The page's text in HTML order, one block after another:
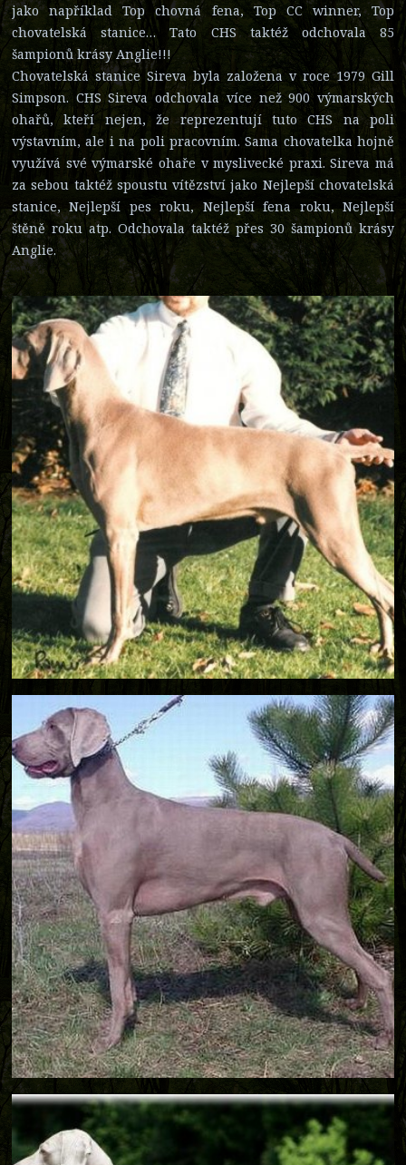
jako například Top chovná fena, Top CC winner, Top
chovatelská stanice… Tato CHS taktéž odchovala 85
šampionů krásy Anglie!!!
Chovatelská stanice Sireva byla založena v roce 1979 Gill
Simpson. CHS Sireva odchovala více než 900 výmarských
ohařů, kteří nejen, že reprezentují tuto CHS na poli
výstavním, ale i na poli pracovním. Sama chovatelka hojně
využívá své výmarské ohaře v myslivecké praxi. Sireva má
za sebou taktéž spoustu vítězství jako Nejlepší chovatelská
stanice, Nejlepší pes roku, Nejlepší fena roku, Nejlepší
štěně roku atp. Odchovala taktéž přes 30 šampionů krásy
Anglie.